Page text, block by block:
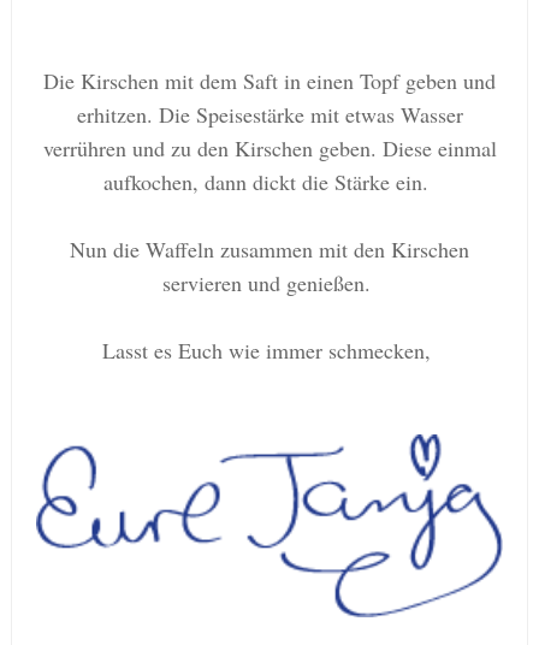
Die Kirschen mit dem Saft in einen Topf geben und
erhitzen. Die Speisestärke mit etwas Wasser
verrühren und zu den Kirschen geben. Diese einmal
aufkochen, dann dickt die Stärke ein.
Nun die Waffeln zusammen mit den Kirschen
servieren und genießen.
Lasst es Euch wie immer schmecken,